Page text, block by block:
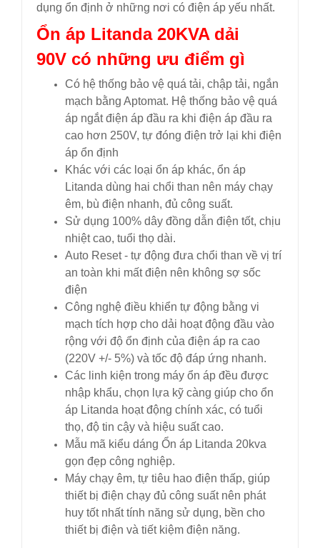
dụng ổn định ở những nơi có điện áp yếu nhất.
Ổn áp Litanda 20KVA dải
90V có những ưu điểm gì
Có hệ thống bảo vệ quá tải, chập tải, ngắn
mạch bằng Aptomat. Hệ thống bảo vệ quá
áp ngắt điện áp đầu ra khi điện áp đầu ra
cao hơn 250V, tự đóng điện trở lại khi điện
áp ổn định
Khác với các loại ổn áp khác, ổn áp
Litanda dùng hai chổi than nên máy chạy
êm, bù điện nhanh, đủ công suất.
Sử dụng 100% dây đồng dẫn điện tốt, chịu
nhiệt cao, tuổi thọ dài.
Auto Reset - tự động đưa chổi than về vị trí
an toàn khi mất điện nên không sợ sốc
điện
Công nghệ điều khiển tự động bằng vi
mạch tích hợp cho dải hoạt động đầu vào
rộng với độ ổn định của điện áp ra cao
(220V +/- 5%) và tốc độ đáp ứng nhanh.
Các linh kiện trong máy ổn áp đều được
nhập khẩu, chọn lựa kỹ càng giúp cho ổn
áp Litanda hoạt động chính xác, có tuổi
thọ, độ tin cậy và hiệu suất cao.
Mẫu mã kiểu dáng Ổn áp Litanda 20kva
gọn đẹp công nghiệp.
Máy chạy êm, tự tiêu hao điện thấp, giúp
thiết bị điện chạy đủ công suất nên phát
huy tốt nhất tính năng sử dụng, bền cho
thiết bị điện và tiết kiệm điện năng.